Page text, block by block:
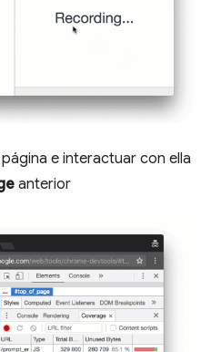
e interactuar con ella
anterior